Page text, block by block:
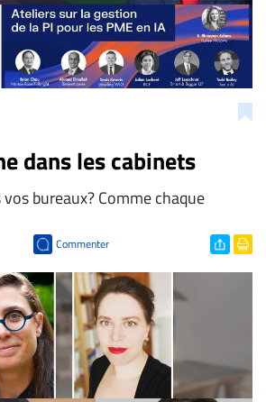
dans les cabinets
bureaux? Comme chaque
Commenter